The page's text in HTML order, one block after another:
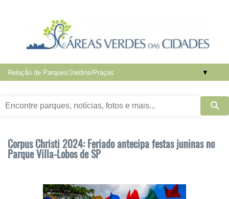
▼
Corpus Christi 2024: Feriado antecipa festas juninas no
Parque Villa-Lobos de SP